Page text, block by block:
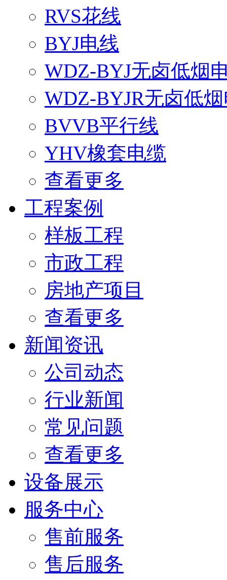
RVS花线
BYJ电线
WDZ-BYJ无卤低烟
WDZ-BYJR无卤低
BVVB平行线
YHV橡套电缆
查看更多
工程案例
样板工程
市政工程
房地产项目
查看更多
新闻资讯
公司动态
行业新闻
常见问题
查看更多
设备展示
服务中心
售前服务
售后服务